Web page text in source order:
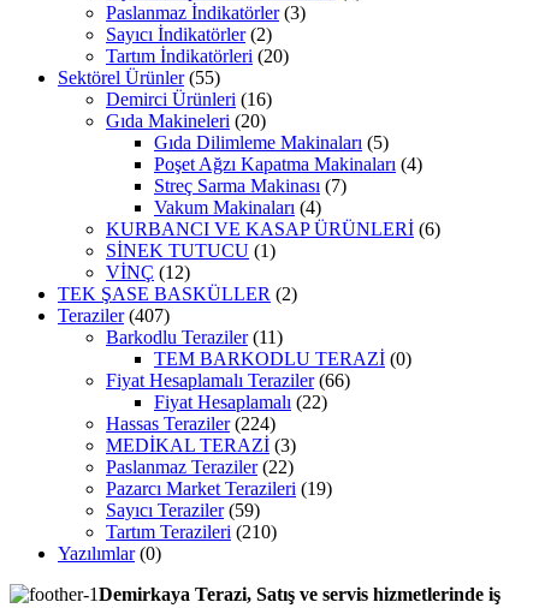
Paslanmaz İndikatörler (3)
Sayıcı İndikatörler (2)
Tartım İndikatörleri (20)
Sektörel Ürünler (55)
Demirci Ürünleri (16)
Gıda Makineleri (20)
Gıda Dilimleme Makinaları (5)
Poşet Ağzı Kapatma Makinaları (4)
Streç Sarma Makinası (7)
Vakum Makinaları (4)
KURBANCI VE KASAP ÜRÜNLERİ (6)
SİNEK TUTUCU (1)
VİNÇ (12)
TEK ŞASE BASKÜLLER (2)
Teraziler (407)
Barkodlu Teraziler (11)
TEM BARKODLU TERAZİ (0)
Fiyat Hesaplamalı Teraziler (66)
Fiyat Hesaplamalı (22)
Hassas Teraziler (224)
MEDİKAL TERAZİ (3)
Paslanmaz Teraziler (22)
Pazarcı Market Terazileri (19)
Sayıcı Teraziler (59)
Tartım Terazileri (210)
Yazılımlar (0)
Demirkaya Terazi, Satış ve servis hizmetlerinde iş